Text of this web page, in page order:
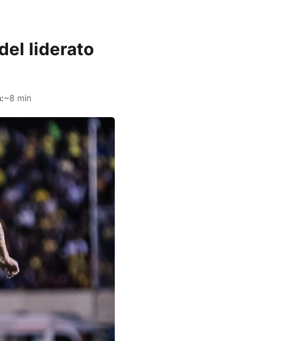
liderato
~8 min